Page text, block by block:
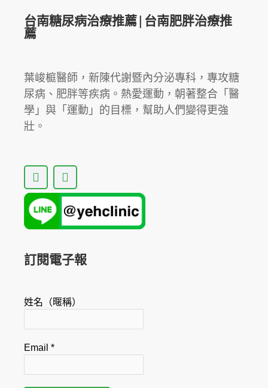
台南糖尿病治療推薦|台南肥胖治療推
薦
葉峻榳醫師，新陳代謝暨內分泌專科，專攻糖
尿病、肥胖等疾病。熱愛運動，朝著整合「醫
學」與「運動」的目標，幫助人們變得更強
壯。
F
a
c
e
b
o
k
Y
o
u
t
u
b
訂閱電子報
姓名（暱稱）
Email *